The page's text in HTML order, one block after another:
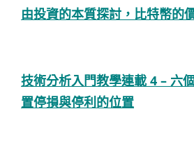
由投資的本質探討，比特幣的
技術分析入門教學連載 4 – 六
置停損與停利的位置